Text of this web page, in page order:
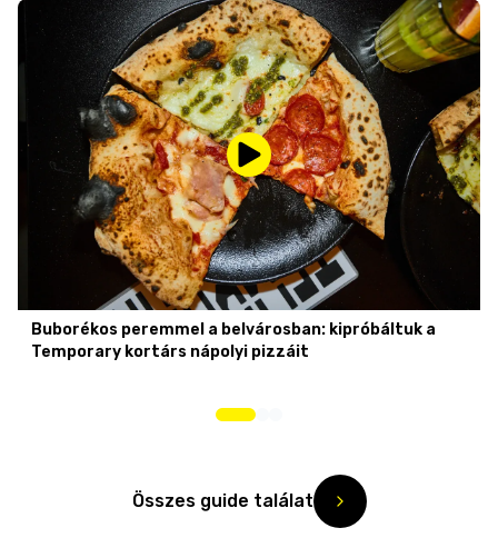
Buborékos peremmel a belvárosban: kipróbáltuk a
Temporary kortárs nápolyi pizzáit
Összes guide találat